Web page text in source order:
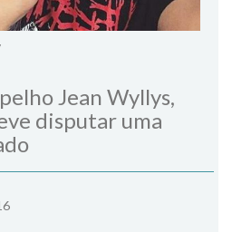
Jean Wyllys,
disputar uma